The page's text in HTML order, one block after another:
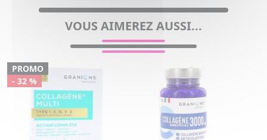
VOUS AIMEREZ AUSSI...
PROMO
- 32 %